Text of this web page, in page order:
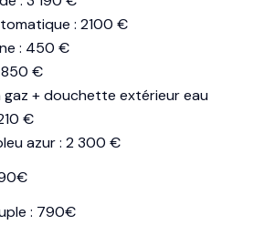
: 2100 €
: 450 €
850 €
+ douchette extérieur eau
€
azur : 2 300 €
: 790€